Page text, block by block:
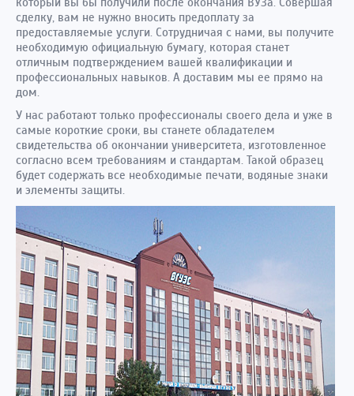
сделку, вам не нужно вносить предоплату за
предоставляемые услуги. Сотрудничая с нами, вы получите
необходимую официальную бумагу, которая станет
отличным подтверждением вашей квалификации и
профессиональных навыков. А доставим мы ее прямо на
дом.
У нас работают только профессионалы своего дела и уже в
самые короткие сроки, вы станете обладателем
свидетельства об окончании университета, изготовленное
согласно всем требованиям и стандартам. Такой образец
будет содержать все необходимые печати, водяные знаки
и элементы защиты.